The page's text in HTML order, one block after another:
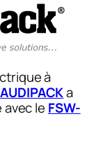
à
AUDIPACKa
le FSW-